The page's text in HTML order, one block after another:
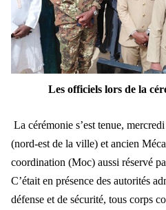
Les officiels lors de la
La cérémonie s’est tenue,
(nord-est de la ville) et ancien
coordination (Moc) aussi réservé
C’était en présence des autorités
défense et de sécurité, tous corps